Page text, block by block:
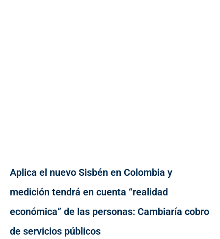
Aplica el nuevo Sisbén en Colombia y
medición tendrá en cuenta “realidad
económica” de las personas: Cambiaría cobro
de servicios públicos